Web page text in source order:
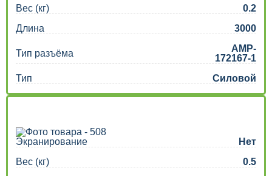
Вес (кг)
0.2
Длина
3000
Тип разъёма
AMP-
172167-1
Тип
Силовой
Экранирование
Нет
Вес (кг)
0.5